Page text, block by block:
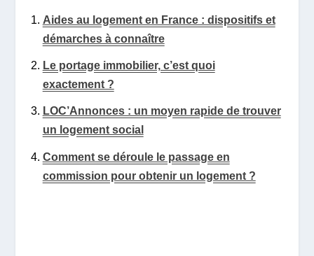
Aides au logement en France : dispositifs et
démarches à connaître
Le portage immobilier, c’est quoi
exactement ?
LOC’Annonces : un moyen rapide de trouver
un logement social
Comment se déroule le passage en
commission pour obtenir un logement ?